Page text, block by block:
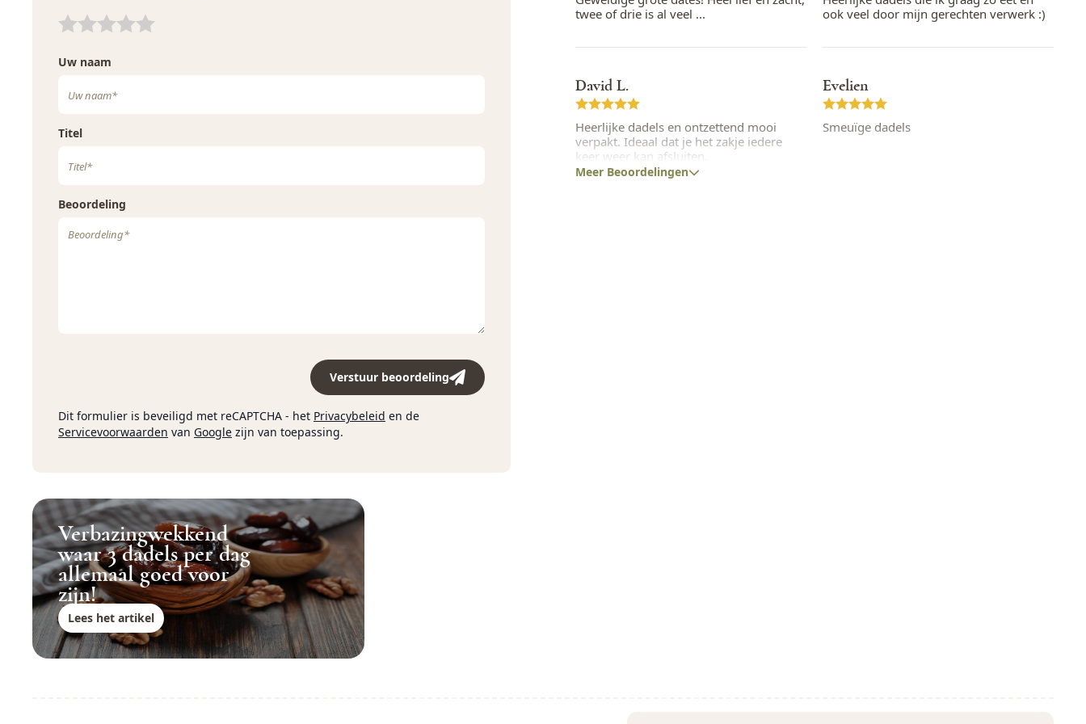
Toch zijn medjoul dadels niet voor niets zo lekker honingzoet en karamelachtig. Ze
hebben een hoog suikergehalte! Dit maakt dadels tot een ideaal zoetmiddel. Je
de dadels in kleine stukjes of maal ze fijn in een keukenmachine. Hierna voeg je ze
Uw waardering:
Uw naam
Titel
Beoordeling
Verstuur beoordeling
Dit formulier is beveiligd met reCAPTCHA - het Privacybeleid en de
Servicevoorwaarden van Google zijn van toepassing.
twee of drie is al veel ...
David L.
Heerlijke dadels en ontzettend mooi
verpakt. Ideaal dat je het zakje iedere
keer weer kan afsluiten.
ook veel door mijn gerechten verwerk :)
Evelien
Smeuïge dadels
Meer Beoordelingen
Verbazingwekkend
waar 3 dadels per dag
allemaal goed voor
zijn!
Lees het artikel